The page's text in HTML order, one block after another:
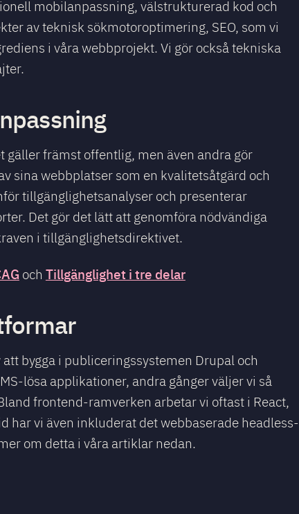
mobilanpassning, välstrukturerad kod och
av teknisk sökmotoroptimering, SEO, som vi
i våra webbprojekt. Vi gör också tekniska
främst offentlig, men även andra gör
sina webbplatser som en kvalitetsåtgärd och
tillgänglighetsanalyser och presenterar
Det gör det lätt att genomföra nödvändiga
i tillgänglighetsdirektivet.
och Tillgänglighet i tre delar
bygga i publiceringssystemen Drupal och
lösa applikationer, andra gånger väljer vi så
frontend-ramverken arbetar vi oftast i React,
har vi även inkluderat det webbaserade headless-
om detta i våra artiklar nedan.